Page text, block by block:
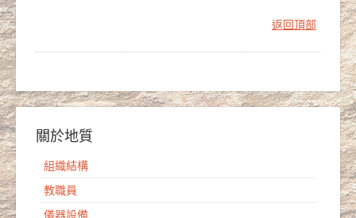
返回頂部
關於地質
組織結構
教職員
儀器設備